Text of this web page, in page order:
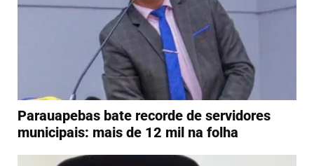
Parauapebas bate recorde de servidores
municipais: mais de 12 mil na folha